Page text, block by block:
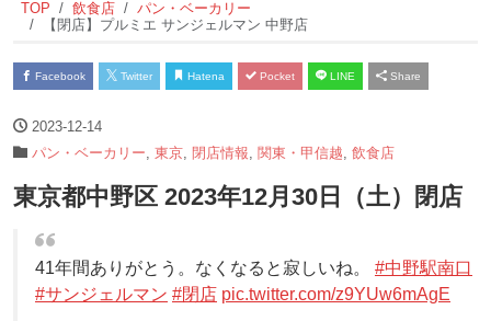
TOP 飲食店
パン・ベーカリー
【閉店】プルミエ サンジェルマン 中野店
Facebook Twitter Hatena Pocket LINE Share
2023-12-14
パン・ベーカリー 東京 閉店情報 関東・甲信越 飲食店
東京都中野区 2023年12月30日（土）閉店
41年間ありがとう。なくなると寂しいね。 #中野駅南口
#サンジェルマン #閉店 pic.twitter.com/z9YUw6mAgE